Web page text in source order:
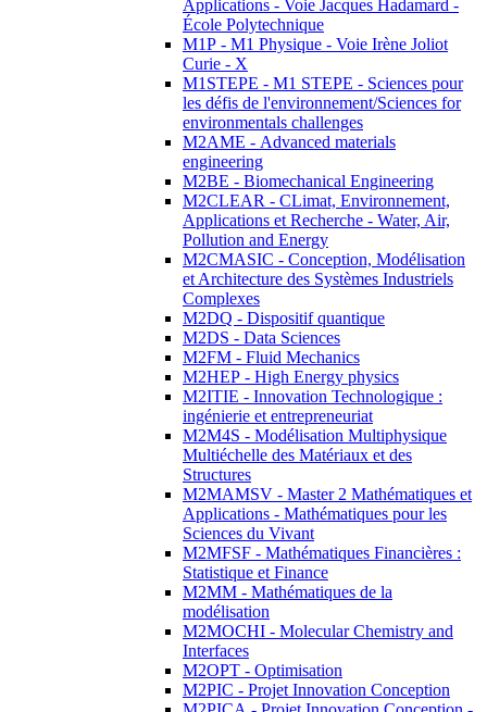
Applications - Voie Jacques Hadamard -
École Polytechnique
M1P - M1 Physique - Voie Irène Joliot
Curie - X
M1STEPE - M1 STEPE - Sciences pour
les défis de l'environnement/Sciences for
environmentals challenges
M2AME - Advanced materials
engineering
M2BE - Biomechanical Engineering
M2CLEAR - CLimat, Environnement,
Applications et Recherche - Water, Air,
Pollution and Energy
M2CMASIC - Conception, Modélisation
et Architecture des Systèmes Industriels
Complexes
M2DQ - Dispositif quantique
M2DS - Data Sciences
M2FM - Fluid Mechanics
M2HEP - High Energy physics
M2ITIE - Innovation Technologique :
ingénierie et entrepreneuriat
M2M4S - Modélisation Multiphysique
Multiéchelle des Matériaux et des
Structures
M2MAMSV - Master 2 Mathématiques et
Applications - Mathématiques pour les
Sciences du Vivant
M2MFSF - Mathématiques Financières :
Statistique et Finance
M2MM - Mathématiques de la
modélisation
M2MOCHI - Molecular Chemistry and
Interfaces
M2OPT - Optimisation
M2PIC - Projet Innovation Conception